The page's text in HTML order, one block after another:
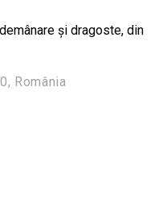
și dragoste, din
România